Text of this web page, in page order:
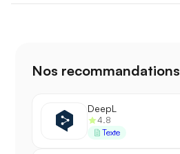
Nos recommandations
DeepL
4.8
Texte